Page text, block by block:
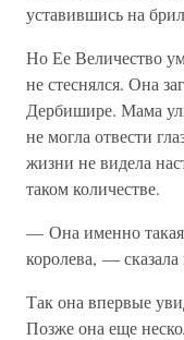
уставившись на
Но Ее Величество
не стеснялся. Она
Дербишире. Мама
не могла отвести
жизни не видела
таком количестве.
— Она именно
королева, —
Так она впервые
Позже она еще